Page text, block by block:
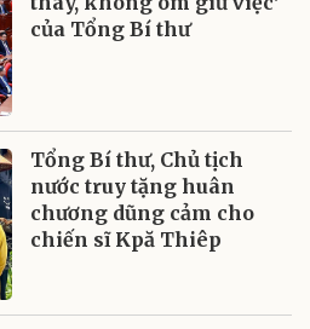
của Tổng Bí thư
Tổng Bí thư, Chủ tịch
nước truy tặng huân
chương dũng cảm cho
chiến sĩ Kpă Thiêp